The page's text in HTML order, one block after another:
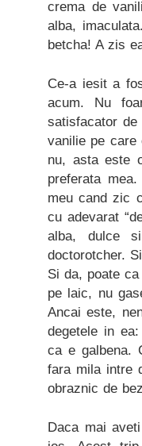
crema de
alba,
betcha! A zis
Ce-a iesit a
acum. Nu
satisfacator
vanilie pe care
nu, asta este
preferata
meu cand zic
cu adevarat
alba, dulce
doctorotcher.
Si da, poate
pe laic, nu
Ancai este,
degetele in
ca e galbena.
fara mila intre
obraznic de
Daca mai